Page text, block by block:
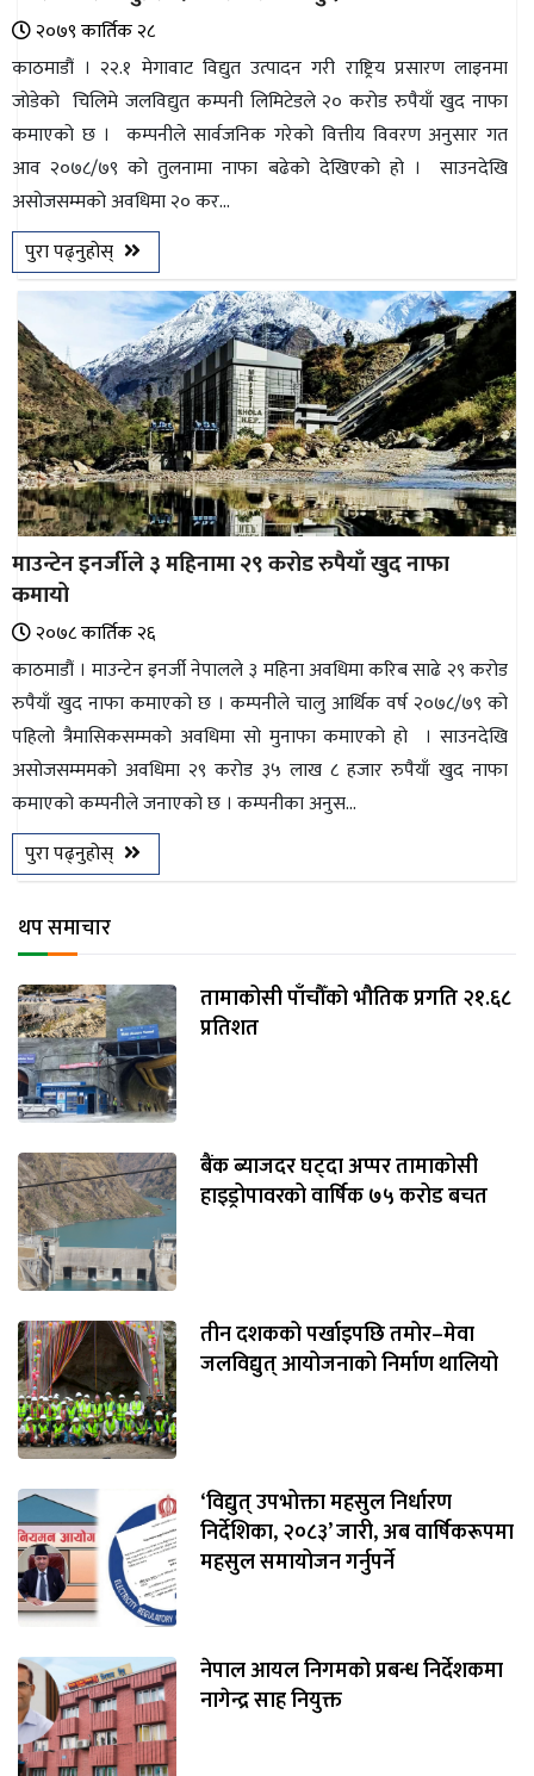
२०७९ कार्तिक २८
काठमाडौं । २२.१ मेगावाट विद्युत उत्पादन गरी राष्ट्रिय प्रसारण लाइनमा
जाेडेको चिलिमे जलविद्युत कम्पनी लिमिटेडले २० करोड रुपैयाँ खुद नाफा
कमाएको छ । कम्पनीले सार्वजनिक गरेको वित्तीय विवरण अनुसार गत
आव २०७८/७९ को तुलनामा नाफा बढेको देखिएको हो । साउनदेखि
असोजसम्मको अवधिमा २० कर...
पुरा पढ्नुहोस्
माउन्टेन इनर्जीले ३ महिनामा २९ करोड रुपैयाँ खुद नाफा
कमायो
२०७८ कार्तिक २६
काठमाडौं । माउन्टेन इनर्जी नेपालले ३ महिना अवधिमा करिब साढे २९ करोड
रुपैयाँ खुद नाफा कमाएको छ । कम्पनीले चालु आर्थिक वर्ष २०७८/७९ को
पहिलो त्रैमासिकसम्मको अवधिमा सो मुनाफा कमाएको हो । साउनदेखि
असोजसम्ममको अवधिमा २९ करोड ३५ लाख ८ हजार रुपैयाँ खुद नाफा
कमाएको कम्पनीले जनाएको छ । कम्पनीका अनुस...
पुरा पढ्नुहोस्
थप समाचार
तामाकोसी पाँचौँको भौतिक प्रगति २१.६८
प्रतिशत
बैंक ब्याजदर घट्दा अप्पर तामाकोसी
हाइड्रोपावरको वार्षिक ७५ करोड बचत
तीन दशकको पर्खाइपछि तमोर–मेवा
जलविद्युत् आयोजनाको निर्माण थालियो
‘विद्युत् उपभोक्ता महसुल निर्धारण
निर्देशिका, २०८३’ जारी, अब वार्षिकरूपमा
महसुल समायोजन गर्नुपर्ने
नेपाल आयल निगमको प्रबन्ध निर्देशकमा
नागेन्द्र साह नियुक्त